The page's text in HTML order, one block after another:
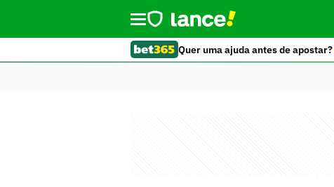
Quer uma ajuda antes de apostar?